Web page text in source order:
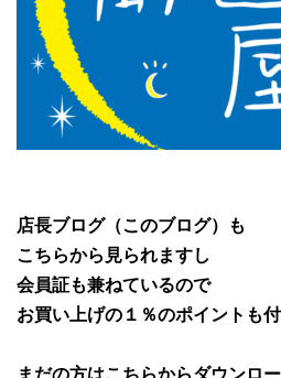
店長ブログ（このブログ）も
こちらから見られますし
会員証も兼ねているので
お買い上げの１％のポイントも付
まだの方はこちらからダウンロ